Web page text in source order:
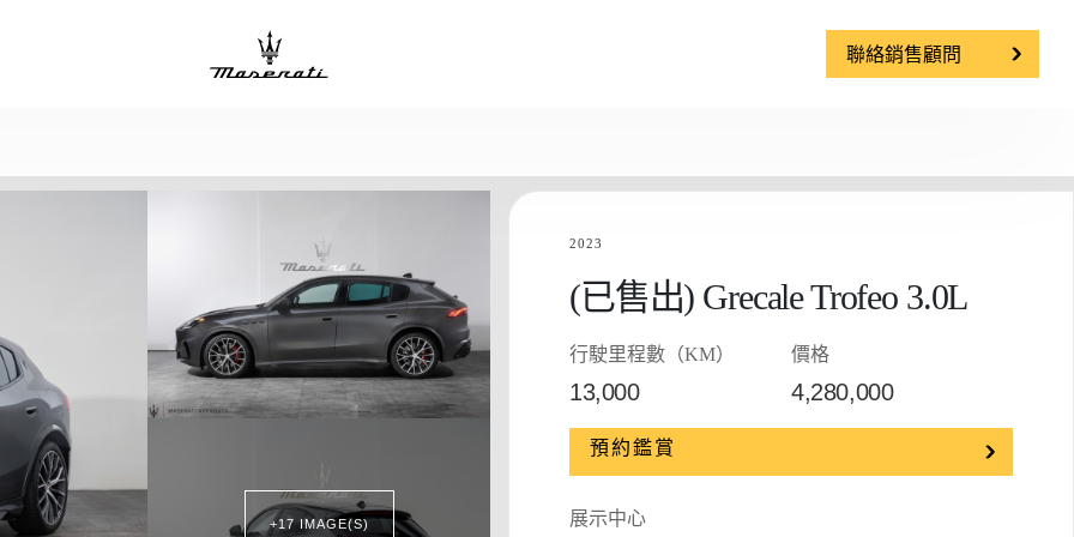
聯絡銷售顧問
+17 IMAGE(S)
2023
(已售出) Grecale Trofeo 3.0L​
行駛里程數（KM）
13,000
價格
4,280,000
預約鑑賞
展示中心